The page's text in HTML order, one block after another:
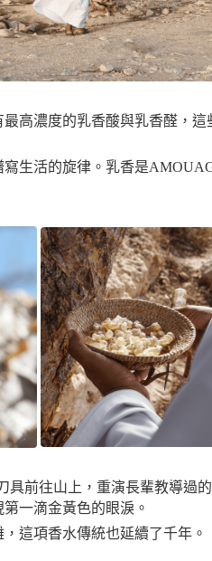
高濃度的乳香酸與乳香醛，這
生活的旋律。乳香是
具前往山上，重演長輩教導過
一滴金黃色的眼淚。
這項香水傳統也延續了千年。